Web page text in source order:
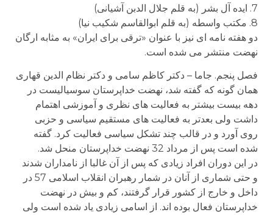
7. ایده آل بشر (به قلم جلال الدبن آشیانی)
8. مکتب واسطه (به قلم ابوالقاسم شکیب نیا)
دو هفته نامه ای نیز با عنوان «ترقی برای ایران» به مثابه ارگان
نهضت منتشر می شده است.
فصل پنجم. جاما – دکتر کاظم سامی و دکتر نظام الدین قهاری
همان گونه که گفته شد، نهضت خداپرستان سوسیالیست در
دهه بیست بیشتر به فعالیت های نظری و آموزشی اهتمام
داشت ولی بعدتر به فعالیت های مستقیم سیاسی و حزبی
روی آورد و در قالب چند تشکل سیاسی فعالیت کرد. گفته
شده است پس از مرداد 32 نهضت خداپرستان منحل شد.
در این دوران افراد زیادی که پس از آن غالبا از نامداران شدند
و حتی شماری از آنان در شمار رهبران انقلاب اسلامی 57 در
داخل و خارج از کشور قرار گرفتند، کم و بیش در نهضت
خداپرستان فعال بوده اند. از اسامی زیادی یاد شده است ولی